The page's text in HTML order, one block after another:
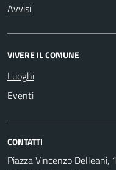
Avvisi
VIVERE IL COMUNE
Luoghi
Eventi
CONTATTI
Piazza Vincenzo Delleani, 1